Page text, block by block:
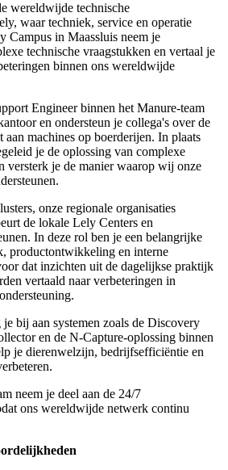
wereldwijde technische
waar techniek, service en operatie
Campus in Maassluis neem je
technische vraagstukken en vertaal je
binnen ons wereldwijde
Engineer binnen het Manure-team
en ondersteun je collega's over de
machines op boerderijen. In plaats
je de oplossing van complexe
versterk je de manier waarop wij onze
onze regionale organisaties
de lokale Lely Centers en
In deze rol ben je een belangrijke
productontwikkeling en interne
dat inzichten uit de dagelijkse praktijk
vertaald naar verbeteringen in
je bij aan systemen zoals de Discovery
en de N-Capture-oplossing binnen
je dierenwelzijn, bedrijfsefficiëntie en
neem je deel aan de 24/7
ons wereldwijde netwerk continu